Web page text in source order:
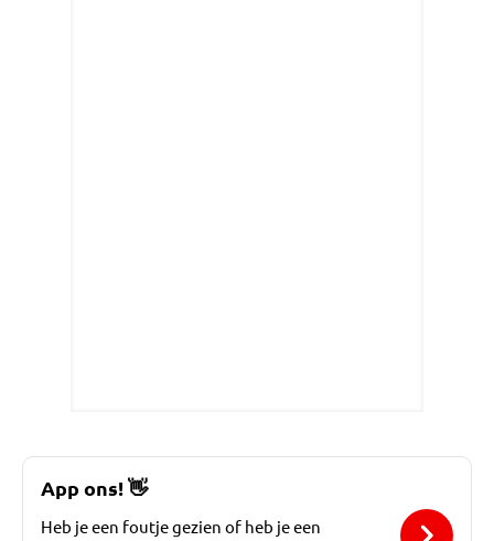
App ons!👋
Heb je een foutje gezien of heb je een